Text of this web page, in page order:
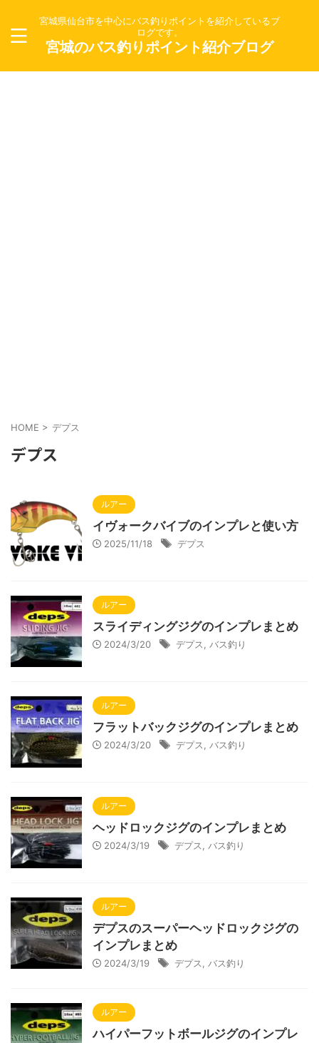
宮城県仙台市を中心にバス釣りポイントを紹介しているブ
ログです。
宮城のバス釣りポイント紹介ブログ
HOME > デプス
デプス
ルアー
イヴォークバイブのインプレと使い方
2025/11/18 デプス
ルアー
スライディングジグのインプレまとめ
2024/3/20 デプス バス釣り
ルアー
フラットバックジグのインプレまとめ
2024/3/20 デプス バス釣り
ルアー
ヘッドロックジグのインプレまとめ
2024/3/19 デプス バス釣り
ルアー
デプスのスーパーヘッドロックジグの
インプレまとめ
2024/3/19 デプス バス釣り
ルアー
ハイパーフットボールジグのインプレ